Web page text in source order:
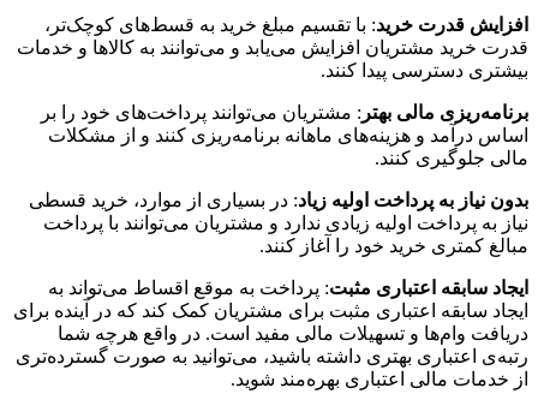
افزایش قدرت خرید: با تقسیم مبلغ خرید به قسط‌های کوچک‌تر،
قدرت خرید مشتریان افزایش می‌یابد و می‌توانند به کالاها و خدمات
بیشتری دسترسی پیدا کنند.
برنامه‌ریزی مالی بهتر : مشتریان می‌توانند پرداخت‌های خود را بر
اساس درآمد و هزینه‌های ماهانه برنامه‌ریزی کنند و از مشکلات
مالی جلوگیری کنند.
بدون نیاز به پرداخت اولیه زیاد: در بسیاری از موارد، خرید قسطی
نیاز به پرداخت اولیه زیادی ندارد و مشتریان می‌توانند با پرداخت
مبالغ کمتری خرید خود را آغاز کنند.
ایجاد سابقه اعتباری مثبت: پرداخت به موقع اقساط می‌تواند به
ایجاد سابقه اعتباری مثبت برای مشتریان کمک کند که در آینده برای
دریافت وام‌ها و تسهیلات مالی مفید است. در واقع هرچه شما
رتبه‌ی اعتباری بهتری داشته باشید، می‌توانید به صورت گسترده‌تری
از خدمات مالی اعتباری بهره‌مند شوید.